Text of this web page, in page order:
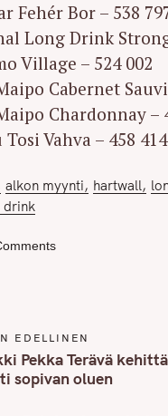
Fehér Bor – 538
Long Drink
Village – 524 002
Cabernet
Chardonnay –
Tosi Vahva – 458 414
alkon myynti hartwall
drink
EDELLINEN
Pekka Terävä
sopivan oluen